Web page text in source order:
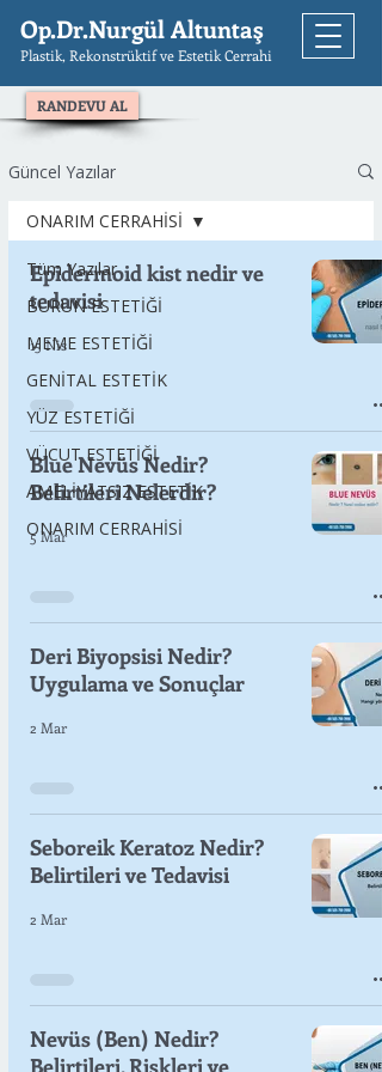
Op.Dr.Nurgül Altuntaş
Plastik, Rekonstrüktif ve Estetik Cerrahi
RANDEVU AL
Güncel Yazılar
Tüm Yazılar
BURUN ESTETİĞİ
MEME ESTETİĞİ
GENİTAL ESTETİK
YÜZ ESTETİĞİ
VÜCUT ESTETİĞİ
AMELİYATSIZ ESTETİK
ONARIM CERRAHİSİ
ONARIM CERRAHİSİ
Epidermoid kist nedir ve
tedavisi
15 Nis
Blue Nevüs Nedir?
Belirtileri Nelerdir?
5 Mar
Deri Biyopsisi Nedir?
Uygulama ve Sonuçlar
2 Mar
Seboreik Keratoz Nedir?
Belirtileri ve Tedavisi
2 Mar
Nevüs (Ben) Nedir?
Belirtileri, Riskleri ve